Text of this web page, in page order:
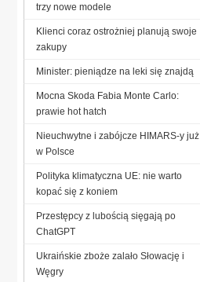
trzy nowe modele
Klienci coraz ostrożniej planują swoje
zakupy
Minister: pieniądze na leki się znajdą
Mocna Skoda Fabia Monte Carlo:
prawie hot hatch
Nieuchwytne i zabójcze HIMARS-y już
w Polsce
Polityka klimatyczna UE: nie warto
kopać się z koniem
Przestępcy z lubością sięgają po
ChatGPT
Ukraińskie zboże zalało Słowację i
Węgry